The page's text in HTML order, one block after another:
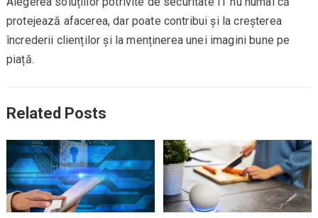
protejează afacerea, dar poate contribui și la creșterea
încrederii clienților și la menținerea unei imagini bune pe
piață.
Related Posts